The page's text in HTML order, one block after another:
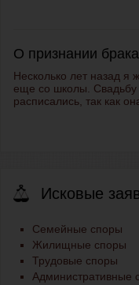
О признании
Несколько лет назад я
еще со школы.
расписались, так как
Исковые
Семейные споры
Жилищные споры
Трудовые споры
Административные